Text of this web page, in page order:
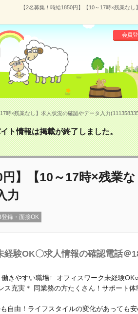
【2名募集！時給1850円】【10～17時×残業な
会員
時×残業なし】求人状況の確認やデータ入力
ト情報は掲載が終了しました。
円】【10～17時×残業
力
登録・面接OK
経験OK〇求人情報の確認電話＠
きやすい職場↑ オフィスワーク未経験
充実＊ 同業務の方たくさん！サポート体
自由！ライフスタイルの変化があっても